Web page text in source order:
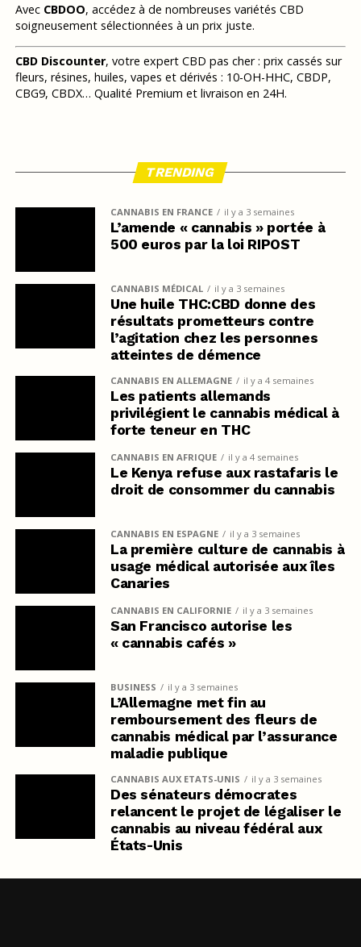
Avec CBDOO, accédez à de nombreuses variétés CBD
soigneusement sélectionnées à un prix juste.
CBD Discounter, votre expert CBD pas cher : prix cassés sur
fleurs, résines, huiles, vapes et dérivés : 10-OH-HHC, CBDP,
CBG9, CBDX… Qualité Premium et livraison en 24H.
TRENDING
CANNABIS EN FRANCE il y a 3 semaines
L’amende « cannabis » portée à
500 euros par la loi RIPOST
CANNABIS MÉDICAL il y a 3 semaines
Une huile THC:CBD donne des
résultats prometteurs contre
l’agitation chez les personnes
atteintes de démence
CANNABIS EN ALLEMAGNE il y a 4 semaines
Les patients allemands
privilégient le cannabis médical à
forte teneur en THC
CANNABIS EN AFRIQUE il y a 4 semaines
Le Kenya refuse aux rastafaris le
droit de consommer du cannabis
CANNABIS EN ESPAGNE il y a 3 semaines
La première culture de cannabis à
usage médical autorisée aux îles
Canaries
CANNABIS EN CALIFORNIE il y a 3 semaines
San Francisco autorise les
« cannabis cafés »
BUSINESS il y a 3 semaines
L’Allemagne met fin au
remboursement des fleurs de
cannabis médical par l’assurance
maladie publique
CANNABIS AUX ETATS-UNIS il y a 3 semaines
Des sénateurs démocrates
relancent le projet de légaliser le
cannabis au niveau fédéral aux
États-Unis